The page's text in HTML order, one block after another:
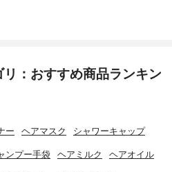
：おすすめ商品ランキン
ー ヘアマスク シャワーキャップ
ンプー手袋 ヘアミルク ヘアオイル